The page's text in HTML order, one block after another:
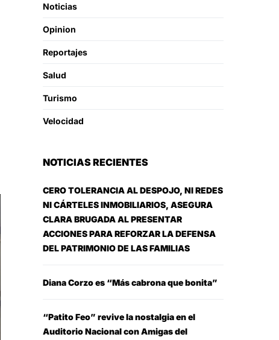
Noticias
Opinion
Reportajes
Salud
Turismo
Velocidad
NOTICIAS RECIENTES
CERO TOLERANCIA AL DESPOJO, NI REDES
NI CÁRTELES INMOBILIARIOS, ASEGURA
CLARA BRUGADA AL PRESENTAR
ACCIONES PARA REFORZAR LA DEFENSA
DEL PATRIMONIO DE LAS FAMILIAS
Diana Corzo es “Más cabrona que bonita”
“Patito Feo” revive la nostalgia en el
Auditorio Nacional con Amigas del